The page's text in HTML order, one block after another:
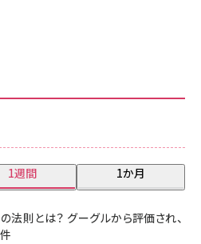
1週間 1か月
法則とは？ グーグルから評価され、